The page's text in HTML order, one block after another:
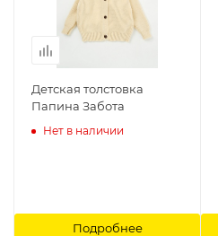
Детская толстовка
Папина Забота
Нет в наличии
Подробнее